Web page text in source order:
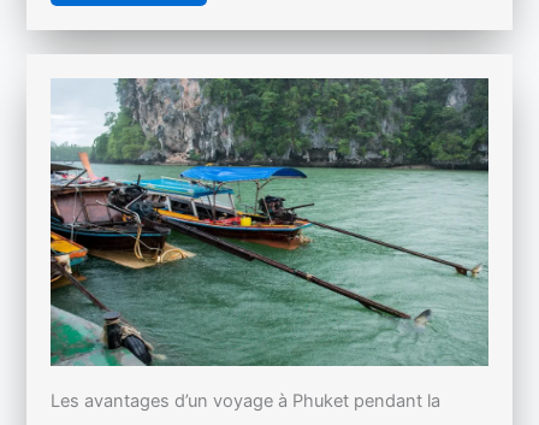
Les avantages d’un voyage à Phuket pendant la